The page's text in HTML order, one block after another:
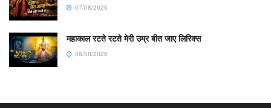
07/08/2026
महाकाल रटते रटते मेरी उम्र बीत जाए लिरिक्स
06/08/2026